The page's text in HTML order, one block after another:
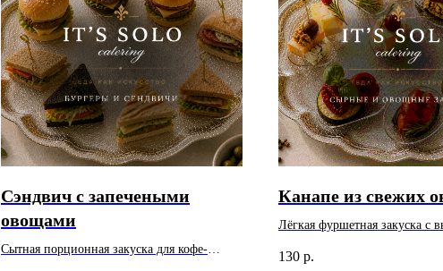
Сэндвич с запечеными
овощами
Сытная порционная закуска для кофе-
Канапе из свежих
Лёгкая фуршетная закуска с
Минимальный заказ - 10 шт.
130 р.